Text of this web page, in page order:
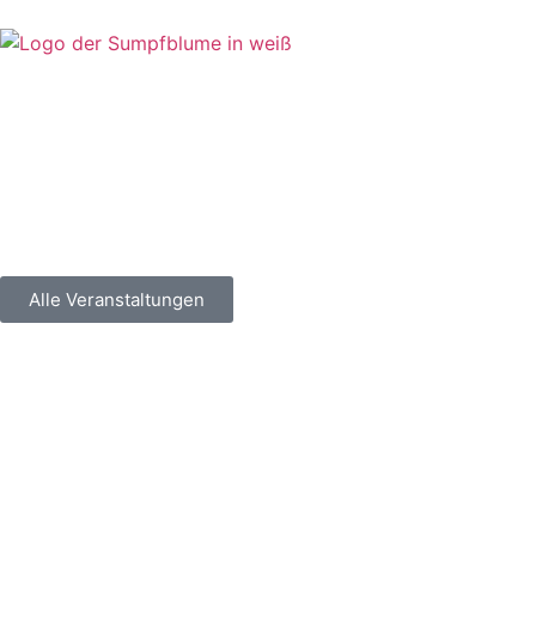
Alle Veranstaltungen